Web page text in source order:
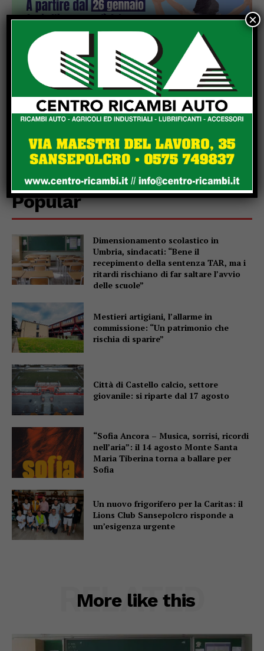
Popular
Dimensionamento scolastico in
Umbria, sindacati: “Bene il
recepimento della sentenza TAR, ma i
ritardi rischiano di far saltare l’avvio
delle scuole”
Mestieri artigiani, l’allarme in
commissione: “Un patrimonio che
rischia di sparire”
Città di Castello calcio, settore
giovanile: si riparte dal 17 agosto
“Sofia Ancora – Musica, sorrisi, ricordi
nell’aria”: il 14 agosto Monte Santa
Maria Tiberina torna a ballare per
Sofia
Un nuovo frigorifero per la Caritas: il
Lions Club Sansepolcro risponde a
un’esigenza urgente
More like this
RELATED
×